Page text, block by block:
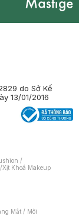
do Sở Kế
13/01/2016
/
/Xịt Khoá Makeup
Mắt / Môi